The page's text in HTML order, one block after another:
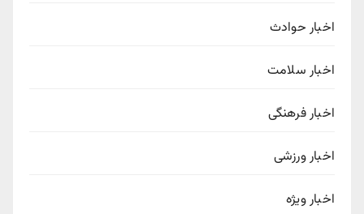
اخبار حوادث
اخبار سلامت
اخبار فرهنگی
اخبار ورزشی
اخبار ویژه